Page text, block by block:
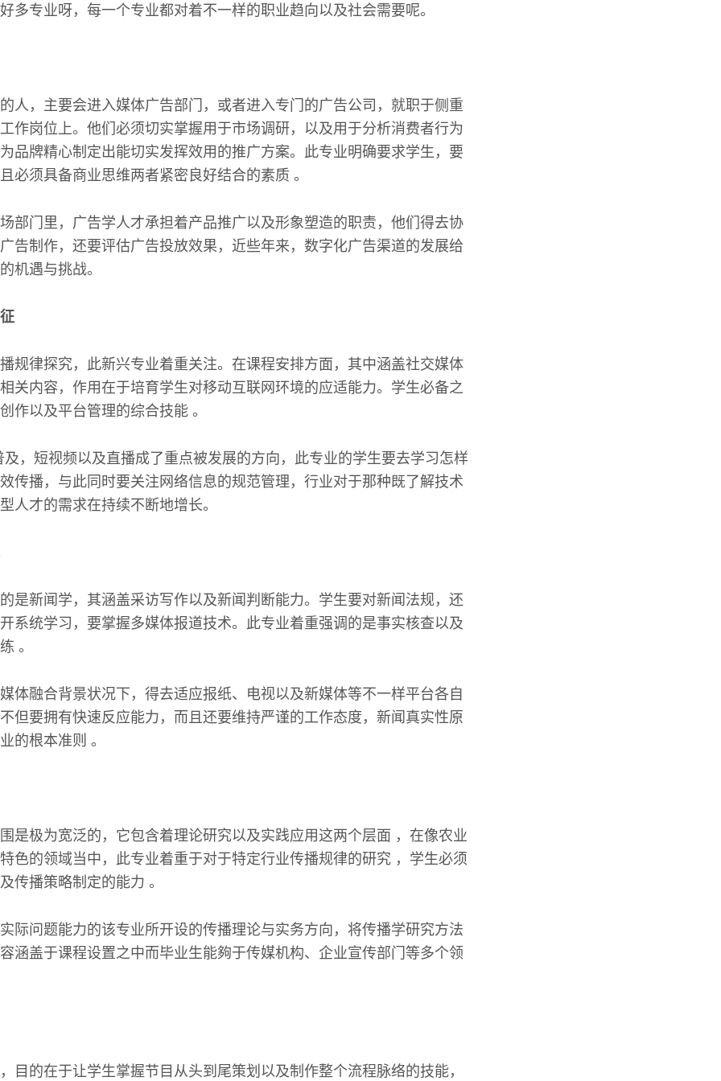
多专业呀，每一个专业都对着不一样的职业趋向以及社会需要呢。
人，主要会进入媒体广告部门，或者进入专门的广告公司，就职于侧重
作岗位上。他们必须切实掌握用于市场调研，以及用于分析消费者行为
品牌精心制定出能切实发挥效用的推广方案。此专业明确要求学生，要
必须具备商业思维两者紧密良好结合的素质 。
部门里，广告学人才承担着产品推广以及形象塑造的职责，他们得去协
告制作，还要评估广告投放效果，近些年来，数字化广告渠道的发展给
机遇与挑战。
规律探究，此新兴专业着重关注。在课程安排方面，其中涵盖社交媒体
关内容，作用在于培育学生对移动互联网环境的应适能力。学生必备之
作以及平台管理的综合技能 。
，短视频以及直播成了重点被发展的方向，此专业的学生要去学习怎样
传播，与此同时要关注网络信息的规范管理，行业对于那种既了解技术
人才的需求在持续不断地增长。
是新闻学，其涵盖采访写作以及新闻判断能力。学生要对新闻法规，还
系统学习，要掌握多媒体报道技术。此专业着重强调的是事实核查以及
。
体融合背景状况下，得去适应报纸、电视以及新媒体等不一样平台各自
但要拥有快速反应能力，而且还要维持严谨的工作态度，新闻真实性原
的根本准则 。
是极为宽泛的，它包含着理论研究以及实践应用这两个层面 ，在像农业
色的领域当中，此专业着重于对于特定行业传播规律的研究 ，学生必须
传播策略制定的能力 。
际问题能力的该专业所开设的传播理论与实务方向，将传播学研究方法
涵盖于课程设置之中而毕业生能夠于传媒机构、企业宣传部门等多个领
目的在于让学生掌握节目从头到尾策划以及制作整个流程脉络的技能，